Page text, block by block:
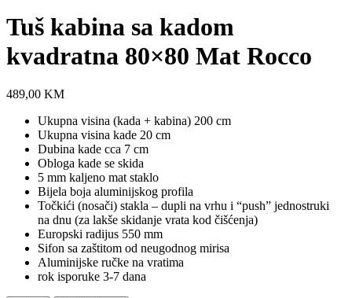
Tuš kabina sa kadom
kvadratna 80×80 Mat Rocco
489,00 KM
Ukupna visina (kada + kabina) 200 cm
Ukupna visina kade 20 cm
Dubina kade cca 7 cm
Obloga kade se skida
5 mm kaljeno mat staklo
Bijela boja aluminijskog profila
Točkići (nosači) stakla – dupli na vrhu i “push” jednostruki
na dnu (za lakše skidanje vrata kod čišćenja)
Europski radijus 550 mm
Sifon sa zaštitom od neugodnog mirisa
Aluminijske ručke na vratima
rok isporuke 3-7 dana